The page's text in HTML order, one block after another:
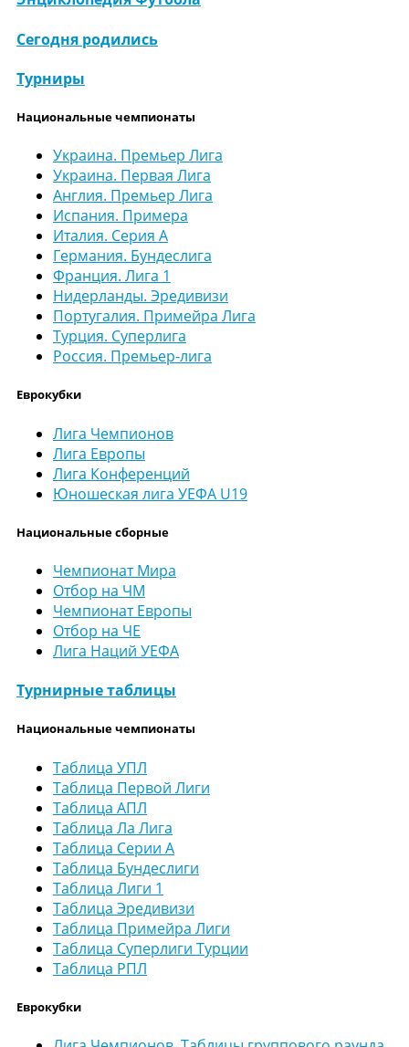
Сегодня родились
Турниры
Национальные чемпионаты
Украина. Премьер Лига
Украина. Первая Лига
Англия. Премьер Лига
Испания. Примера
Италия. Серия А
Германия. Бундеслига
Франция. Лига 1
Нидерланды. Эредивизи
Португалия. Примейра Лига
Турция. Суперлига
Россия. Премьер-лига
Еврокубки
Лига Чемпионов
Лига Европы
Лига Конференций
Юношеская лига УЕФА U19
Национальные сборные
Чемпионат Мира
Отбор на ЧМ
Чемпионат Европы
Отбор на ЧЕ
Лига Наций УЕФА
Турнирные таблицы
Национальные чемпионаты
Таблица УПЛ
Таблица Первой Лиги
Таблица АПЛ
Таблица Ла Лига
Таблица Серии А
Таблица Бундеслиги
Таблица Лиги 1
Таблица Эредивизи
Таблица Примейра Лиги
Таблица Суперлиги Турции
Таблица РПЛ
Еврокубки